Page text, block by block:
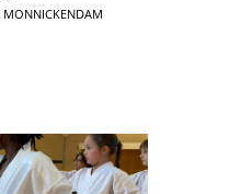
MONNICKENDAM